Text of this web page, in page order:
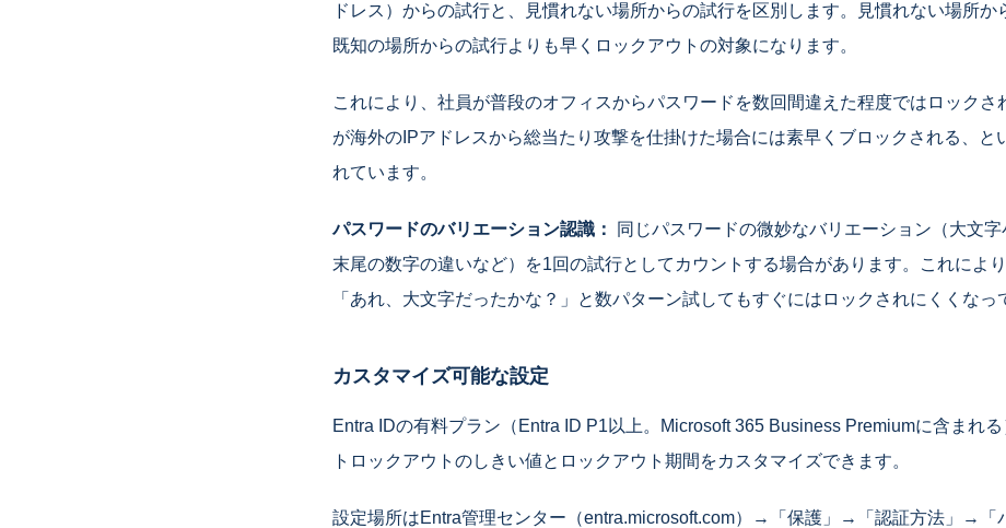
ドレス）からの試行と、見慣れない場所からの試行を区別します。見慣れない場所か
既知の場所からの試行よりも早くロックアウトの対象になります。
これにより、社員が普段のオフィスからパスワードを数回間違えた程度ではロックさ
が海外のIPアドレスから総当たり攻撃を仕掛けた場合には素早くブロックされる、と
れています。
パスワードのバリエーション認識：
同じパスワードの微妙なバリエーション（大文字
末尾の数字の違いなど）を1回の試行としてカウントする場合があります。これによ
「あれ、大文字だったかな？」と数パターン試してもすぐにはロックされにくくなっ
カスタマイズ可能な設定
Entra IDの有料プラン（Entra ID P1以上。Microsoft 365 Business Premiumに含まれ
トロックアウトのしきい値とロックアウト期間をカスタマイズできます。
設定場所はEntra管理センター（entra.microsoft.com）→「保護」→「認証方法」→「